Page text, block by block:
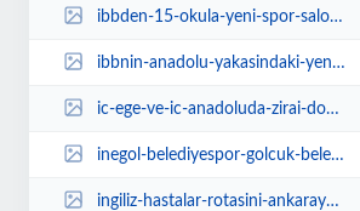
ibbden-15-okula-yeni-spor-salonu-j23MW4y5.jpg
ibbnin-anadolu-yakasindaki-yeni-tramvayi-icin-ced-sureci-basladi-kadikoy-riht...
ic-ege-ve-ic-anadoluda-zirai-don-uyarisi-dogu-karadenizin-yukseklerinde-kar-p...
inegol-belediyespor-golcuk-belediyeyi-konuk-ediyor-rwl76Fdx.jpg
ingiliz-hastalar-rotasini-ankaraya-cevirdi-qDmEnjxm.webp